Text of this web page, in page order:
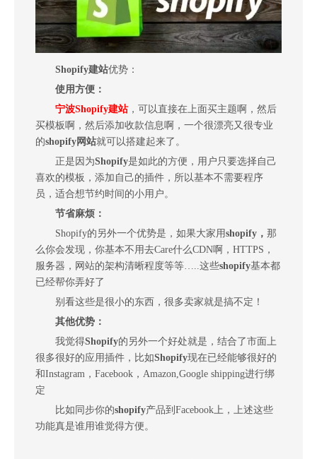
Shopify建站优势：
使用方便：
宁波Shopify建站，可以直接在上面买主题啊，然后
买模板啊，然后添加收款信息啊，一个很漂亮又很专业
的shopify网站就可以搭建起来了。
正是因为Shopify是如此的方便，用户只要选择自己
喜欢的模板，添加自己的插件，所以基本不需要程序
员，适合想节约时间的小用户。
节省麻烦：
Shopify的另外一个优势是，如果大家用shopify ， 那
么你会发现，你基本不用去Care什么CDN啊，HTTPS，
服务器，网站的架构清晰程度等等…..这些shopify基本都
已经帮你弄好了
别看这些是很小的东西，很多卖家就是搞不定！
其他优势：
我觉得Shopify的另外一个好处就是，结合了市面上
很多很好的应用插件，比如Shopify现在已经能够很好的
和Instagram，Facebook，Amazon,Google shipping进行绑
定
比如同步你的shopify产品到Facebook上，上述这些
功能真是谁用谁觉得方便。